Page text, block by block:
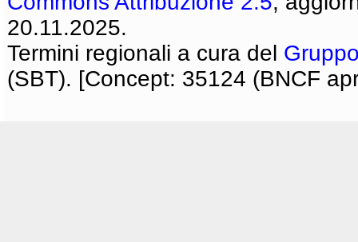
20.11.2025.
Termini regionali a cura del
(SBT). [Concept: 35124 (BNCF